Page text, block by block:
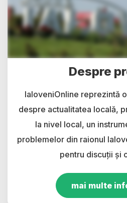
Despre
IaloveniOnline reprezintă
despre actualitatea locală,
la nivel local, un
problemelor din raionul
pentru discuții și
mai multe